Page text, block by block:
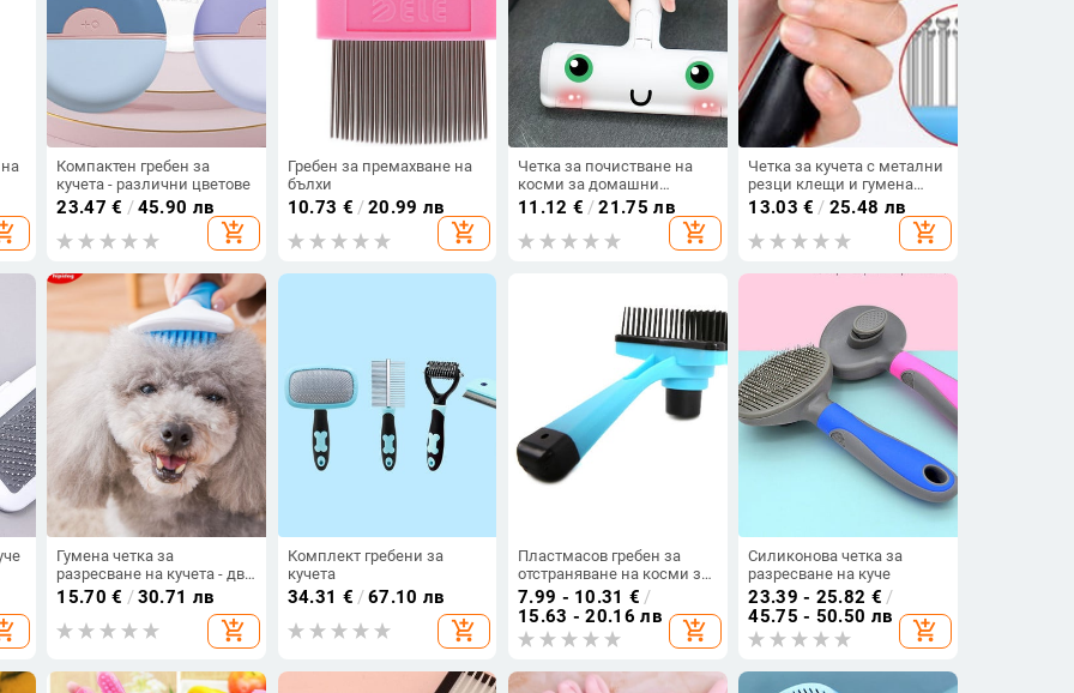
Компактен гребен за
кучета - различни цветове
23.47 € /45.90 лв
add_shopping_cart
Гребен за премахване на
бълхи
10.73 € /20.99 лв
add_shopping_cart
Четка за почистване на
косми за домашни
любимци
11.12 € /21.75 лв
add_shopping_cart
Четка за кучета с метални
резци клещи и гумена
ръкавица
13.03 € / 25.48 лв
add_shopping_cart
Гумена четка за
разресване на кучета - два
модела
15.70 € /30.71 лв
add_shopping_cart
Комплект гребени за
кучета
34.31 € /67.10 лв
add_shopping_cart
Пластмасов гребен за
отстраняване на косми за
кучета
7.99 - 10.31 € /
15.63 - 20.16 лв
add_shopping_cart
Силиконова четка за
разресване на куче
23.39 - 25.82 € /
45.75 - 50.50 лв
add_shopping_cart